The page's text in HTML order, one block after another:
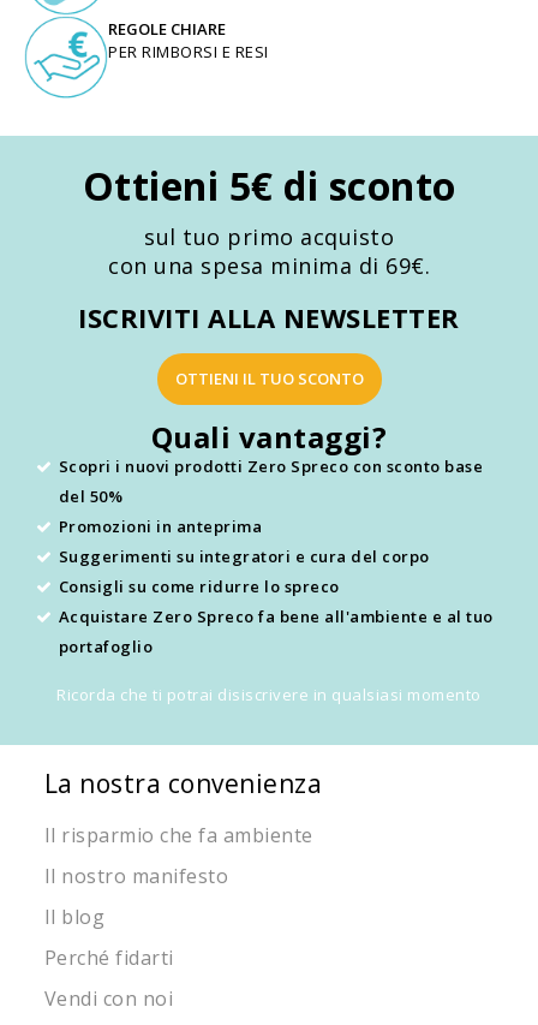
REGOLE CHIARE
PER RIMBORSI E RESI
Ottieni 5€ di sconto
sul tuo primo acquisto
con una spesa minima di 69€.
ISCRIVITI ALLA NEWSLETTER
OTTIENI IL TUO SCONTO
Quali vantaggi?
Scopri i nuovi prodotti Zero Spreco con sconto base
del 50%
Promozioni in anteprima
Suggerimenti su integratori e cura del corpo
Consigli su come ridurre lo spreco
Acquistare Zero Spreco fa bene all'ambiente e al tuo
portafoglio
Ricorda che ti potrai disiscrivere in qualsiasi momento
La nostra convenienza
Il risparmio che fa ambiente
Il nostro manifesto
Il blog
Perché fidarti
Vendi con noi